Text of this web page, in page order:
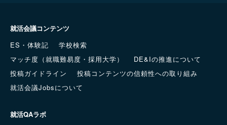
就活会議コンテンツ
ES・体験記
学校検索
マッチ度（就職難易度・採用大学）
DE&Iの推進について
投稿ガイドライン
投稿コンテンツの信頼性への取り組み
就活会議Jobsについて
就活QAラボ